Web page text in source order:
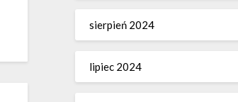
sierpień 2024
lipiec 2024